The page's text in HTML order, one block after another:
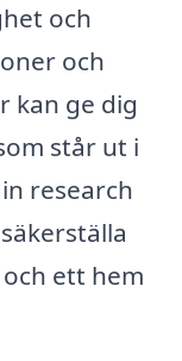
och
och
kan ge dig
står ut i
research
ett hem